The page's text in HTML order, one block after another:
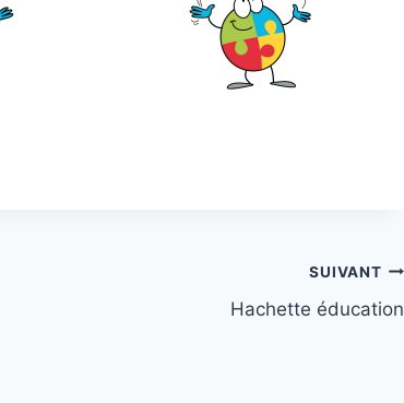
SUIVANT
Hachette éducation